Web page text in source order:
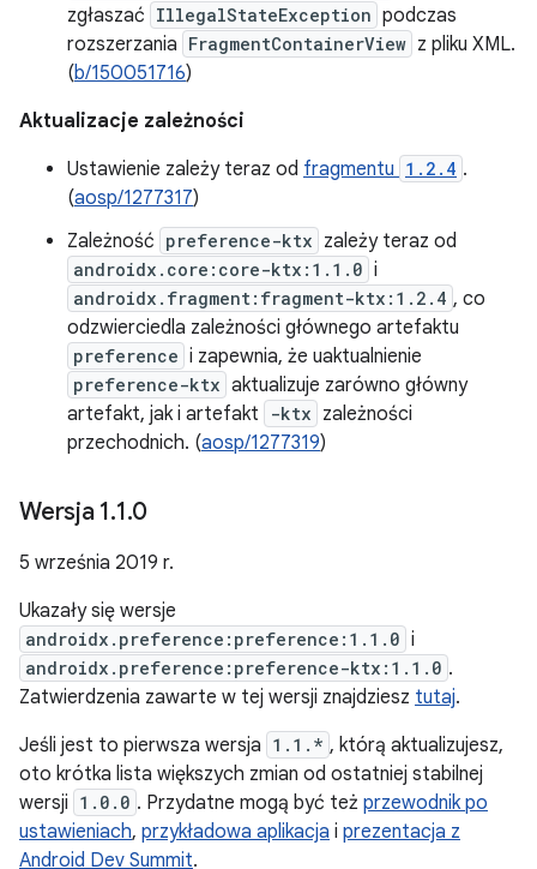
zgłaszać IllegalStateException podczas
rozszerzania FragmentContainerView z pliku XML.
(b/150051716)
Aktualizacje zależności
Ustawienie zależy teraz od fragmentu 1.2.4 .
(aosp/1277317)
Zależność preference-ktx zależy teraz od
androidx.core:core-ktx:1.1.0 i
androidx.fragment:fragment-ktx:1.2.4 , co
odzwierciedla zależności głównego artefaktu
preference i zapewnia, że uaktualnienie
preference-ktx aktualizuje zarówno główny
artefakt, jak i artefakt
-ktx zależności
przechodnich. (aosp/1277319)
Wersja 1.1.0
5 września 2019 r.
Ukazały się wersje
androidx.preference:preference:1.1.0 i
androidx.preference:preference-ktx:1.1.0 .
Zatwierdzenia zawarte w tej wersji znajdziesz tutaj.
Jeśli jest to pierwsza wersja 1.1.* , którą aktualizujesz,
oto krótka lista większych zmian od ostatniej stabilnej
wersji 1.0.0 . Przydatne mogą być też przewodnik po
ustawieniach, przykładowa aplikacja i prezentacja z
Android Dev Summit.